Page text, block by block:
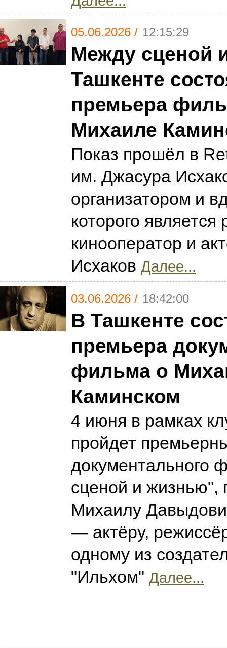
05.06.2026 / 12:15:29
Между сценой
Ташкенте
премьера
Михаиле
Показ прошёл в
им. Джасура
организатором и
которого является
кинооператор и
Исхаков Далее...
03.06.2026 / 18:42:00
В Ташкенте
премьера
фильма о
Каминском
4 июня в рамках
пройдет
документального
сценой и жизнью",
Михаилу
— актёру,
одному из
"Ильхом" Далее...